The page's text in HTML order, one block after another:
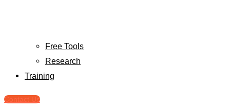
Free Tools
Research
Training
Contact Us